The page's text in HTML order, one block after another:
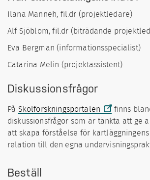
Ilana Manneh, fil.dr (projektledare)
Alf Sjöblom, fil.dr (biträdande
Eva Bergman (informationsspecialist)
Catarina Melin (projektassistent)
Diskussionsfrågor
På Skolforskningsportalen
finns
diskussionsfrågor som är tänkta att ge
att skapa förståelse för
relation till den egna
Beställ